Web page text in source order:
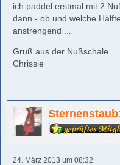
ich paddel erstmal mit 2
dann - ob und welche
anstrengend ...
Gruß aus der Nußschale
Chrissie
24. März 2013 um 08:32